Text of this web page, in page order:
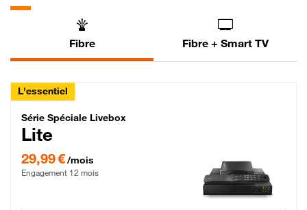
Fibre Fibre + Smart TV
L'essentiel
Série Spéciale Livebox Lite Fibre
Série Spéciale Livebox
Lite
29,99 €/mois
Engagement 12 mois